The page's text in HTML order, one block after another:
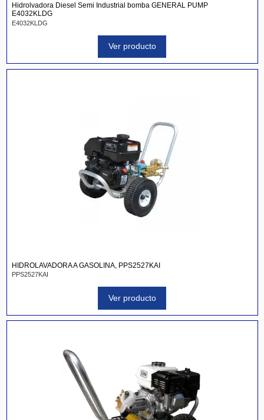
Hidrolvadora Diesel Semi Industrial bomba GENERAL PUMP
E4032KLDG
E4032KLDG
Ver producto
HIDROLAVADORA A GASOLINA, PPS2527KAI
PPS2527KAI
Ver producto